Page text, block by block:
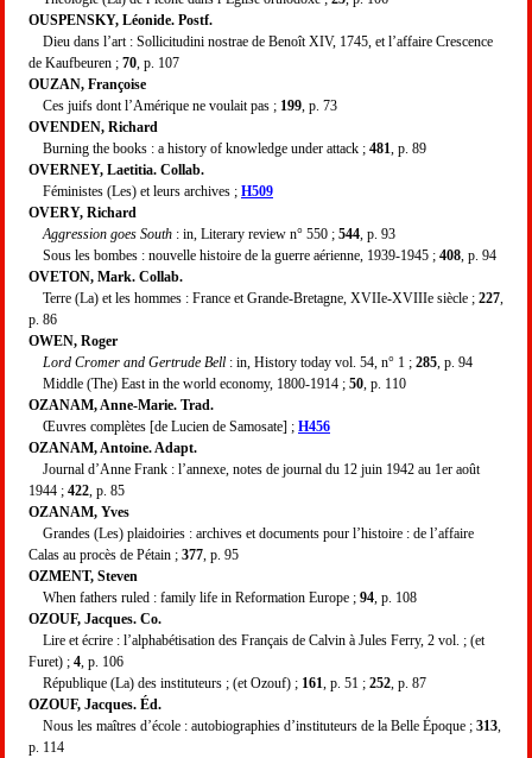
OUSPENSKY, Léonide. Postf.
Dieu dans l’art : Sollicitudini nostrae de Benoît XIV, 1745, et l’affaire Crescence
de Kaufbeuren ; 70 , p. 107
OUZAN, Françoise
Ces juifs dont l’Amérique ne voulait pas ; 199 , p. 73
OVENDEN, Richard
Burning the books : a history of knowledge under attack ; 481 , p. 89
OVERNEY, Laetitia. Collab.
Féministes (Les) et leurs archives ; H509
OVERY, Richard
Aggression goes South : in, Literary review n° 550 ; 544 , p. 93
Sous les bombes : nouvelle histoire de la guerre aérienne, 1939-1945 ; 408 , p. 94
OVETON, Mark. Collab.
Terre (La) et les hommes : France et Grande-Bretagne, XVIIe-XVIIIe siècle ; 227
p. 86
OWEN, Roger
Lord Cromer and Gertrude Bell : in, History today vol. 54, n° 1 ; 285 , p. 94
Middle (The) East in the world economy, 1800-1914 ; 50 , p. 110
OZANAM, Anne-Marie. Trad.
Œuvres complètes [de Lucien de Samosate] ; H456
OZANAM, Antoine. Adapt.
Journal d’Anne Frank : l’annexe, notes de journal du 12 juin 1942 au 1er août
1944 ; 422 , p. 85
OZANAM, Yves
Grandes (Les) plaidoiries : archives et documents pour l’histoire : de l’affaire
Calas au procès de Pétain ; 377 , p. 95
OZMENT, Steven
When fathers ruled : family life in Reformation Europe ; 94 , p. 108
OZOUF, Jacques. Co.
Lire et écrire : l’alphabétisation des Français de Calvin à Jules Ferry, 2 vol. ; (et
Furet) ; 4 , p. 106
République (La) des instituteurs ; (et Ozouf) ; 161 , p. 51 ; 252 , p. 87
OZOUF, Jacques. Éd.
Nous les maîtres d’école : autobiographies d’instituteurs de la Belle Époque ; 313
p. 114